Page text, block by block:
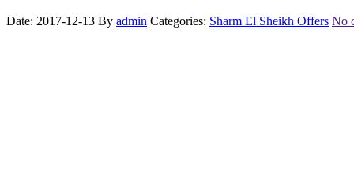
Date: 2017-12-13 By admin Categories: Sharm El Sheikh Offers No